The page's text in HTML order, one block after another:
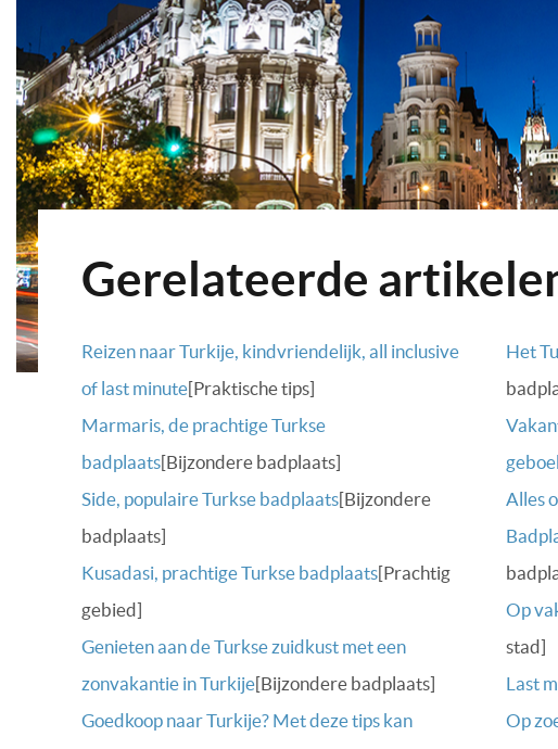
Gerelateerde
Reizen naar Turkije, kindvriendelijk, all inclusive
of last minute[Praktische tips]
Marmaris, de prachtige Turkse
badplaats[Bijzondere badplaats]
Side, populaire Turkse badplaats[Bijzondere
badplaats]
Kusadasi, prachtige Turkse badplaats[Prachtig
gebied]
Genieten aan de Turkse zuidkust met een
zonvakantie in Turkije[Bijzondere badplaats]
Goedkoop naar Turkije? Met deze tips kan
Het
Alles
Op
stad]
Last
Op